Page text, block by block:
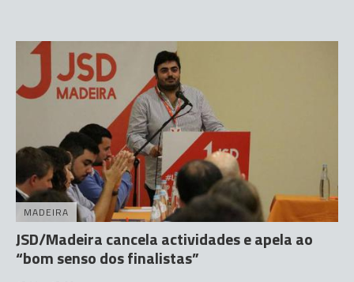
MADEIRA
JSD/Madeira cancela actividades e apela ao
“bom senso dos finalistas”